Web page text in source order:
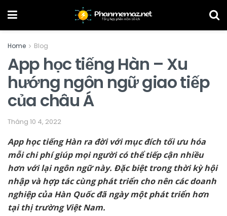
Home Blog
App học tiếng Hàn – Xu
hướng ngôn ngữ giao tiếp
của châu Á
Tháng 10 4, 2022
App học tiếng Hàn ra đời với mục đích tối ưu hóa
mỗi chi phí giúp mọi người có thể tiếp cận nhiều
hơn với lại ngôn ngữ này. Đặc biệt trong thời kỳ hội
nhập và hợp tác cùng phát triển cho nên các doanh
nghiệp của Hàn Quốc đã ngày một phát triển hơn
tại thị trường Việt Nam.